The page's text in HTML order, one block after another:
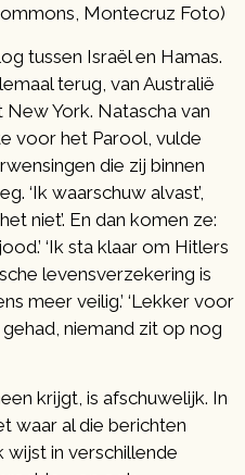
Montecruz Foto)
tussen Israël en Hamas.
terug, van Australië
York. Natascha van
voor het Parool, vulde
die zij binnen
‘Ik waarschuw alvast’,
niet’. En dan komen ze:
‘Ik sta klaar om Hitlers
levensverzekering is
meer veilig.’ ‘Lekker voor
niemand zit op nog
krijgt, is afschuwelijk. In
waar al die berichten
wijst in verschillende